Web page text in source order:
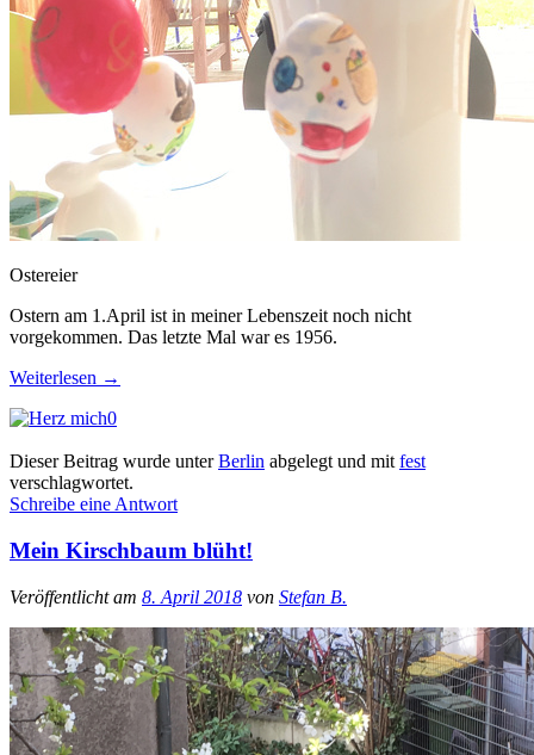
Ostereier
Ostern am 1.April ist in meiner Lebenszeit noch nicht
vorgekommen. Das letzte Mal war es 1956.
Weiterlesen →
0
Dieser Beitrag wurde unterBerlin abgelegt und mit fest
verschlagwortet.
Schreibe eine Antwort
Mein Kirschbaum blüht!
Veröffentlicht am 8. April 2018 von Stefan B.